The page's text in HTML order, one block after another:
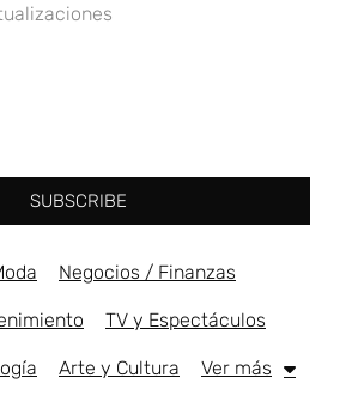
SUBSCRIBE
Negocios / Finanzas
TV y Espectáculos
Arte y Cultura Ver más